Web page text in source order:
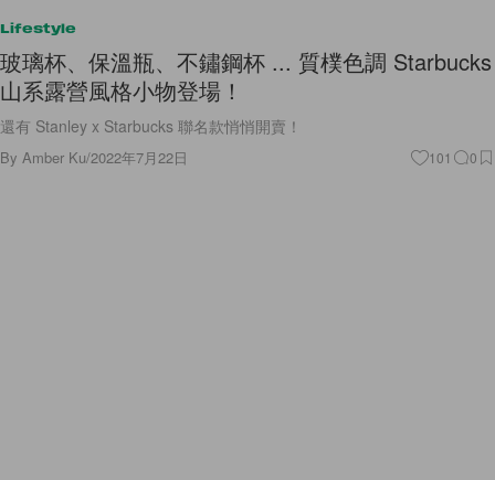
Lifestyle
玻璃杯、保溫瓶、不鏽鋼杯 ... 質樸色調 Starbucks
山系露營風格小物登場！
還有 Stanley x Starbucks 聯名款悄悄開賣！
By Amber Ku/2022年7月22日 101 0